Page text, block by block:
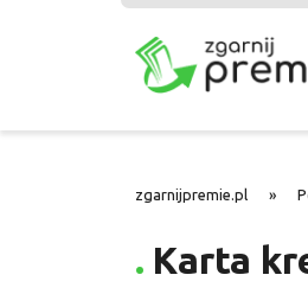
zgarnijpremie.pl »
Karta